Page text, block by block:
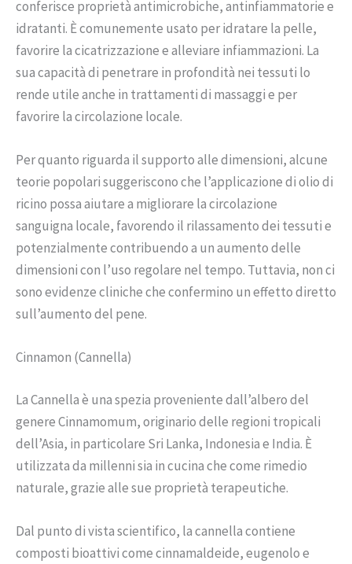
conferisce proprietà antimicrobiche, antinfiammatorie e
idratanti. È comunemente usato per idratare la pelle,
favorire la cicatrizzazione e alleviare infiammazioni. La
sua capacità di penetrare in profondità nei tessuti lo
rende utile anche in trattamenti di massaggi e per
favorire la circolazione locale.
Per quanto riguarda il supporto alle dimensioni, alcune
teorie popolari suggeriscono che l’applicazione di olio di
ricino possa aiutare a migliorare la circolazione
sanguigna locale, favorendo il rilassamento dei tessuti e
potenzialmente contribuendo a un aumento delle
dimensioni con l’uso regolare nel tempo. Tuttavia, non ci
sono evidenze cliniche che confermino un effetto diretto
sull’aumento del pene.
Cinnamon (Cannella)
La Cannella è una spezia proveniente dall’albero del
genere Cinnamomum, originario delle regioni tropicali
dell’Asia, in particolare Sri Lanka, Indonesia e India. È
utilizzata da millenni sia in cucina che come rimedio
naturale, grazie alle sue proprietà terapeutiche.
Dal punto di vista scientifico, la cannella contiene
composti bioattivi come cinnamaldeide, eugenolo e